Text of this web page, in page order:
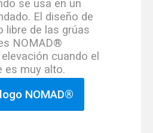
se usa en un
El diseño de
libre de las grúas
NOMAD®
cuando el
es muy alto.
NOMAD®